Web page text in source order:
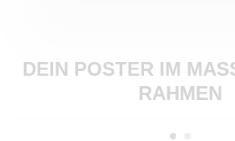
DEIN POSTER IM
RAHMEN